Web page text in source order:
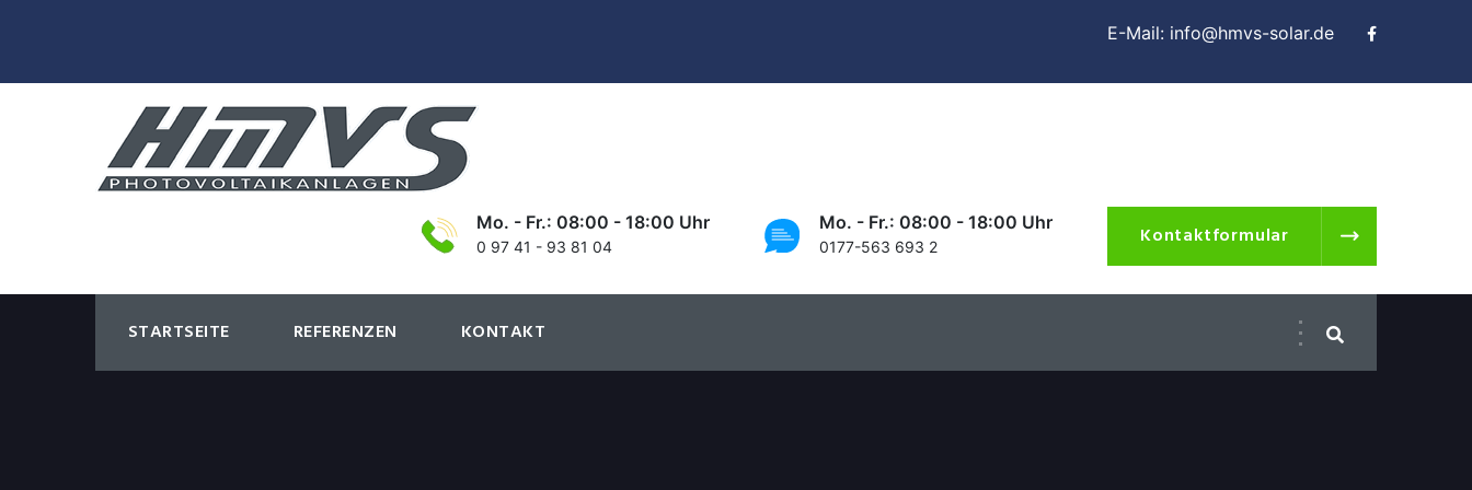
E-Mail: info@hmvs-solar.de
Mo. - Fr.: 08:00 - 18:00 Uhr
0 97 41 - 93 81 04
Mo. - Fr.: 08:00 - 18:00 Uhr
0177-563 693 2 Kontaktformular
STARTSEITE REFERENZEN KONTAKT